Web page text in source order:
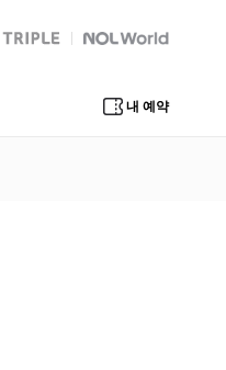
트리플 Global Interpark
내 예약